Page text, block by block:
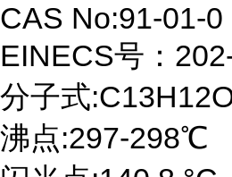
CAS No:91-01-0
EINECS号：
分子式
沸点:297-298℃